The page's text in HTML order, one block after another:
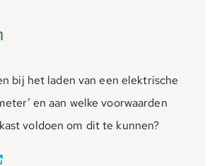
bij het laden van een elektrische
en aan welke voorwaarden
voldoen om dit te kunnen?